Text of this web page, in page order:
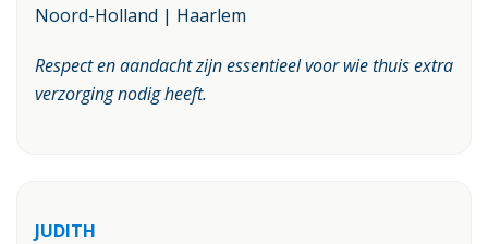
Noord-Holland | Haarlem
Respect en aandacht zijn essentieel voor wie thuis extra
verzorging nodig heeft.
JUDITH